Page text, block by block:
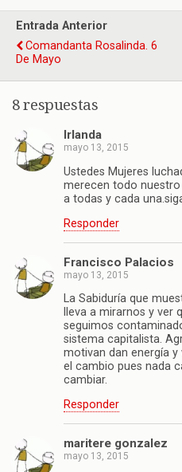
Entrada Anterior
Comandanta Rosalinda. 6
De Mayo
8 respuestas
Irlanda
mayo 13, 2015
Ustedes Mujeres
merecen todo
a todas y cada
Responder
Francisco Palacios
mayo 13, 2015
La Sabiduría que
lleva a mirarnos y ver
seguimos
sistema capitalista.
motivan dan energía y
el cambio pues nada
cambiar.
Responder
maritere gonzalez
mayo 13, 2015